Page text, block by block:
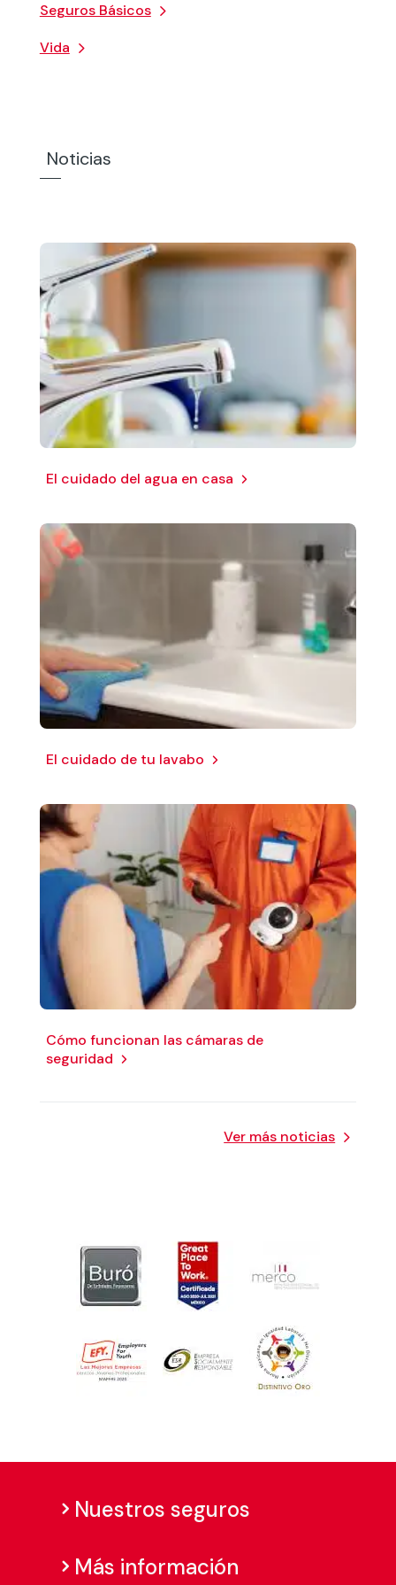
Seguros Básicos
Vida
Noticias
El cuidado del agua en casa
El cuidado de tu lavabo
Cómo funcionan las cámaras de
seguridad
Ver más noticias
Nuestros seguros
Más información